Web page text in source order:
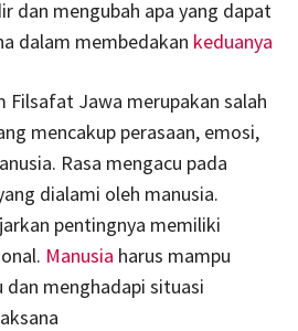
dan mengubah apa yang dapat
dalam membedakan keduanya
Filsafat Jawa merupakan salah
mencakup perasaan, emosi,
Rasa mengacu pada
dialami oleh manusia.
pentingnya memiliki
Manusia harus mampu
menghadapi situasi